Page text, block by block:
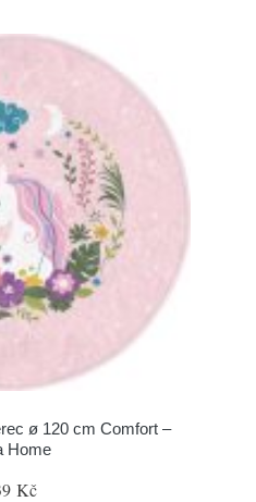
ø 120 cm Comfort –
Home
Kč